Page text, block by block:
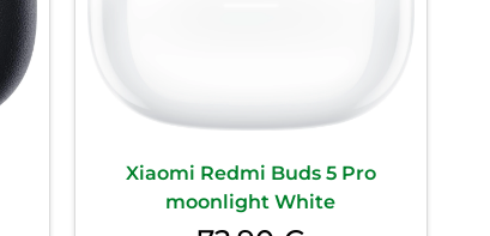
Xiaomi Redmi Buds 5 Pro
moonlight White